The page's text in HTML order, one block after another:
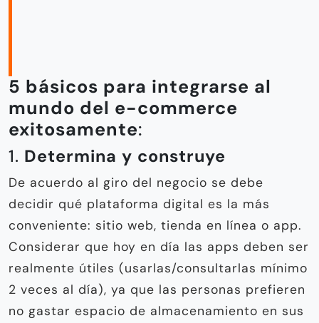
5 básicos para integrarse al
mundo del e-commerce
exitosamente:
1. Determina y construye
De acuerdo al giro del negocio se debe
decidir qué plataforma digital es la más
conveniente: sitio web, tienda en línea o app.
Considerar que hoy en día las apps deben ser
realmente útiles (usarlas/consultarlas mínimo
2 veces al día), ya que las personas prefieren
no gastar espacio de almacenamiento en sus